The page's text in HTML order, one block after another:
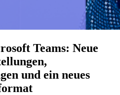
Teams: Neue
und ein neues